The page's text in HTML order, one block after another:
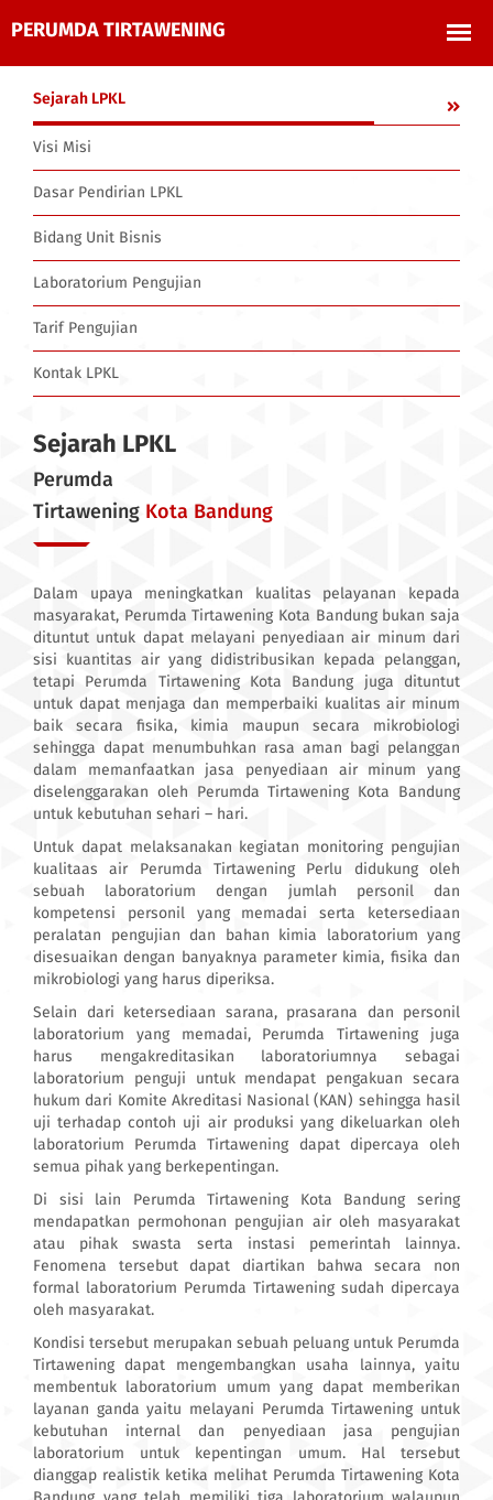
Sejarah LPKL
Visi Misi
Dasar Pendirian LPKL
Bidang Unit Bisnis
Laboratorium Pengujian
Tarif Pengujian
Kontak LPKL
Sejarah LPKL
Perumda
Tirtawening Kota Bandung
Dalam upaya meningkatkan kualitas pelayanan kepada
masyarakat, Perumda Tirtawening Kota Bandung bukan saja
dituntut untuk dapat melayani penyediaan air minum dari
sisi kuantitas air yang didistribusikan kepada pelanggan,
tetapi Perumda Tirtawening Kota Bandung juga dituntut
untuk dapat menjaga dan memperbaiki kualitas air minum
baik secara fisika, kimia maupun secara mikrobiologi
sehingga dapat menumbuhkan rasa aman bagi pelanggan
dalam memanfaatkan jasa penyediaan air minum yang
diselenggarakan oleh Perumda Tirtawening Kota Bandung
untuk kebutuhan sehari – hari.
Untuk dapat melaksanakan kegiatan monitoring pengujian
kualitaas air Perumda Tirtawening Perlu didukung oleh
sebuah laboratorium dengan jumlah personil dan
kompetensi personil yang memadai serta ketersediaan
peralatan pengujian dan bahan kimia laboratorium yang
disesuaikan dengan banyaknya parameter kimia, fisika dan
mikrobiologi yang harus diperiksa.
Selain dari ketersediaan sarana, prasarana dan personil
laboratorium yang memadai, Perumda Tirtawening juga
harus mengakreditasikan laboratoriumnya sebagai
laboratorium penguji untuk mendapat pengakuan secara
hukum dari Komite Akreditasi Nasional (KAN) sehingga hasil
uji terhadap contoh uji air produksi yang dikeluarkan oleh
laboratorium Perumda Tirtawening dapat dipercaya oleh
semua pihak yang berkepentingan.
Di sisi lain Perumda Tirtawening Kota Bandung sering
mendapatkan permohonan pengujian air oleh masyarakat
atau pihak swasta serta instasi pemerintah lainnya.
Fenomena tersebut dapat diartikan bahwa secara non
formal laboratorium Perumda Tirtawening sudah dipercaya
oleh masyarakat.
Kondisi tersebut merupakan sebuah peluang untuk Perumda
Tirtawening dapat mengembangkan usaha lainnya, yaitu
membentuk laboratorium umum yang dapat memberikan
layanan ganda yaitu melayani Perumda Tirtawening untuk
kebutuhan internal dan penyediaan jasa pengujian
laboratorium untuk kepentingan umum. Hal tersebut
dianggap realistik ketika melihat Perumda Tirtawening Kota